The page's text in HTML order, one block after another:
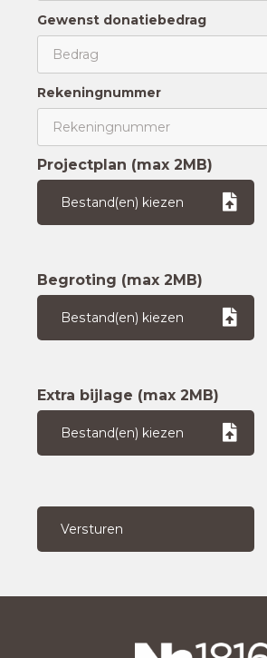
Gewenst donatiebedrag
Rekeningnummer
Projectplan (max 2MB)
Bestand(en) kiezen
Begroting (max 2MB)
Bestand(en) kiezen
Extra bijlage (max 2MB)
Bestand(en) kiezen
Versturen